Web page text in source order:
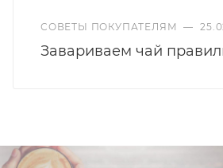
СОВЕТЫ ПОКУПАТЕЛЯМ —
Завариваем чай